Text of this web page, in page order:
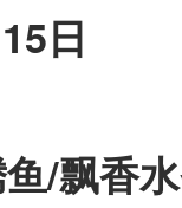
日
/飘香